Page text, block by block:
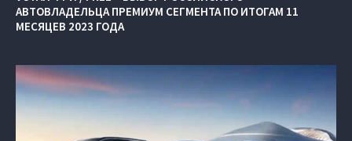
АВТОВЛАДЕЛЬЦА ПРЕМИУМ СЕГМЕНТА ПО ИТОГАМ 11
МЕСЯЦЕВ 2023 ГОДА